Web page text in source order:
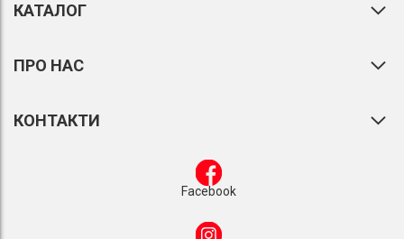
КАТАЛОГ
ПРО НАС
КОНТАКТИ
Facebook